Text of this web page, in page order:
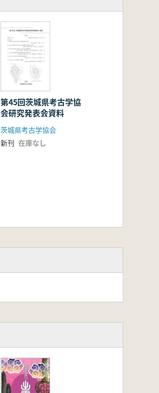
第45回茨城県考古学協
会研究発表会資料
茨城県考古学協会
新刊 在庫なし